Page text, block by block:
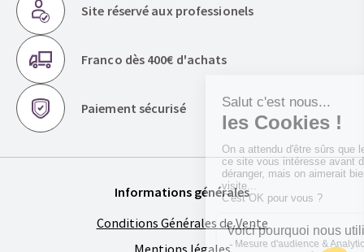
Site réservé aux professionels
Franco dès 400€ d'achats
Paiement sécurisé
Informations générales
Conditions Générales de Vente